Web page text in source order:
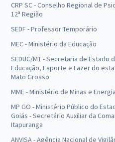
CRP SC - Conselho Regional de
12ª Região
SEDF - Professor Temporário
MEC - Ministério da Educação
SEDUC/MT - Secretaria de Estado
Educação, Esporte e Lazer do
Mato Grosso
MME - Ministério de Minas e
MP GO - Ministério Público do
Goiás - Secretário Auxiliar da
Itapuranga
ANVISA - Agência Nacional de